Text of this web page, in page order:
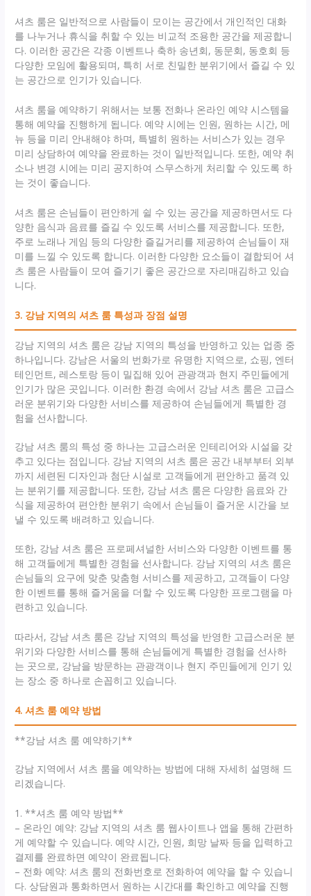
셔츠 룸은 일반적으로 사람들이 모이는 공간에서 개인적인 대화
를 나누거나 휴식을 취할 수 있는 비교적 조용한 공간을 제공합니
다. 이러한 공간은 각종 이벤트나 축하 송년회, 동문회, 동호회 등
다양한 모임에 활용되며, 특히 서로 친밀한 분위기에서 즐길 수 있
는 공간으로 인기가 있습니다.
셔츠 룸을 예약하기 위해서는 보통 전화나 온라인 예약 시스템을
통해 예약을 진행하게 됩니다. 예약 시에는 인원, 원하는 시간, 메
뉴 등을 미리 안내해야 하며, 특별히 원하는 서비스가 있는 경우
미리 상담하여 예약을 완료하는 것이 일반적입니다. 또한, 예약 취
소나 변경 시에는 미리 공지하여 스무스하게 처리할 수 있도록 하
는 것이 좋습니다.
셔츠 룸은 손님들이 편안하게 쉴 수 있는 공간을 제공하면서도 다
양한 음식과 음료를 즐길 수 있도록 서비스를 제공합니다. 또한,
주로 노래나 게임 등의 다양한 즐길거리를 제공하여 손님들이 재
미를 느낄 수 있도록 합니다. 이러한 다양한 요소들이 결합되어 셔
츠 룸은 사람들이 모여 즐기기 좋은 공간으로 자리매김하고 있습
니다.
3. 강남 지역의 셔츠 룸 특성과 장점 설명
강남 지역의 셔츠 룸은 강남 지역의 특성을 반영하고 있는 업종 중
하나입니다. 강남은 서울의 번화가로 유명한 지역으로, 쇼핑, 엔터
테인먼트, 레스토랑 등이 밀집해 있어 관광객과 현지 주민들에게
인기가 많은 곳입니다. 이러한 환경 속에서 강남 셔츠 룸은 고급스
러운 분위기와 다양한 서비스를 제공하여 손님들에게 특별한 경
험을 선사합니다.
강남 셔츠 룸의 특성 중 하나는 고급스러운 인테리어와 시설을 갖
추고 있다는 점입니다. 강남 지역의 셔츠 룸은 공간 내부부터 외부
까지 세련된 디자인과 첨단 시설로 고객들에게 편안하고 품격 있
는 분위기를 제공합니다. 또한, 강남 셔츠 룸은 다양한 음료와 간
식을 제공하여 편안한 분위기 속에서 손님들이 즐거운 시간을 보
낼 수 있도록 배려하고 있습니다.
또한, 강남 셔츠 룸은 프로페셔널한 서비스와 다양한 이벤트를 통
해 고객들에게 특별한 경험을 선사합니다. 강남 지역의 셔츠 룸은
손님들의 요구에 맞춘 맞춤형 서비스를 제공하고, 고객들이 다양
한 이벤트를 통해 즐거움을 더할 수 있도록 다양한 프로그램을 마
련하고 있습니다.
따라서, 강남 셔츠 룸은 강남 지역의 특성을 반영한 고급스러운 분
위기와 다양한 서비스를 통해 손님들에게 특별한 경험을 선사하
는 곳으로, 강남을 방문하는 관광객이나 현지 주민들에게 인기 있
는 장소 중 하나로 손꼽히고 있습니다.
4. 셔츠 룸 예약 방법
**강남 셔츠 룸 예약하기**
강남 지역에서 셔츠 룸을 예약하는 방법에 대해 자세히 설명해 드
리겠습니다.
1. **셔츠 룸 예약 방법**
– 온라인 예약: 강남 지역의 셔츠 룸 웹사이트나 앱을 통해 간편하
게 예약할 수 있습니다. 예약 시간, 인원, 희망 날짜 등을 입력하고
결제를 완료하면 예약이 완료됩니다.
– 전화 예약: 셔츠 룸의 전화번호로 전화하여 예약을 할 수 있습니
다. 상담원과 통화하면서 원하는 시간대를 확인하고 예약을 진행